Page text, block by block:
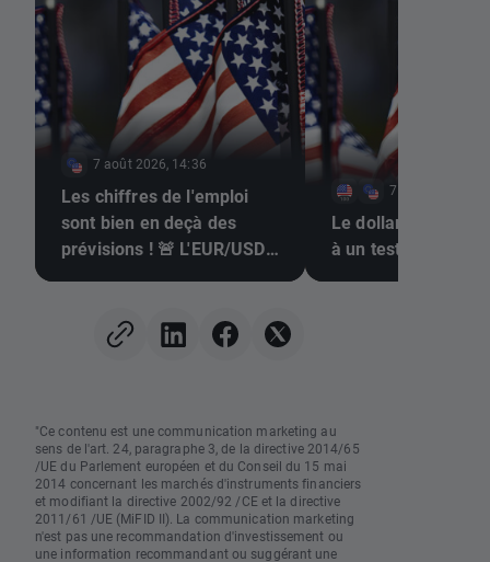
7 août 2026, 14:36
Les chiffres de l'emploi
sont bien en deçà des
prévisions ! 🚨 L'EUR/USD
7 août 2026,
Le dollar et le
à un test décisif
"Ce contenu est une communication marketing au
sens de l'art. 24, paragraphe 3, de la directive 2014/65
/UE du Parlement européen et du Conseil du 15 mai
2014 concernant les marchés d'instruments financiers
et modifiant la directive 2002/92 /CE et la directive
2011/61 /UE (MiFID II). La communication marketing
n'est pas une recommandation d'investissement ou
une information recommandant ou suggérant une